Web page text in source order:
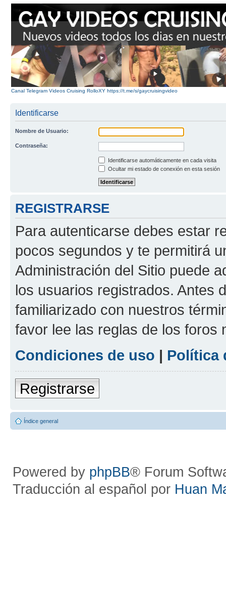
Canal Telegram Videos Cruising RolloXY https://t.me/s/gaycruisingvideo
Identificarse
Nombre de Usuario:
Contraseña:
Identificarse automáticamente en cada visita
Ocultar mi estado de conexión en esta sesión
REGISTRARSE
Para autenticarse debes estar
pocos segundos y te permitirá
Administración del Sitio puede
los usuarios registrados. Antes
familiarizado con nuestros
favor lee las reglas de los foros
Condiciones de uso | Política
Registrarse
Índice general
Powered by phpBB® Forum
Traducción al español por Huan